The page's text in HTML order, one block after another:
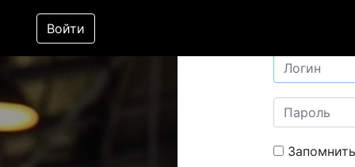
Войти